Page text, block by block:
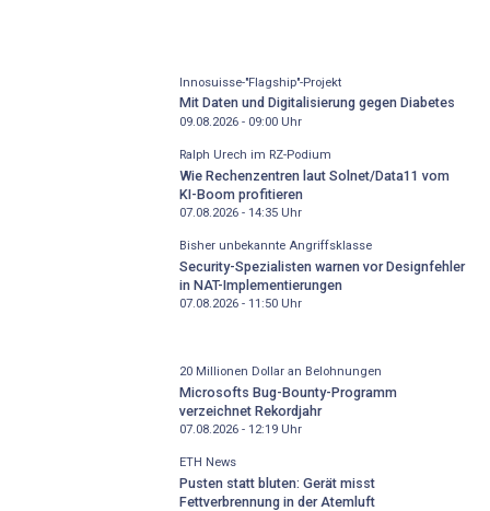
Innosuisse-"Flagship"-Projekt
Mit Daten und Digitalisierung gegen Diabetes
09.08.2026 - 09:00Uhr
Ralph Urech im RZ-Podium
Wie Rechenzentren laut Solnet/Data11 vom
KI-Boom profitieren
07.08.2026 - 14:35Uhr
Bisher unbekannte Angriffsklasse
Security-Spezialisten warnen vor Designfehler
in NAT-Implementierungen
07.08.2026 - 11:50Uhr
20 Millionen Dollar an Belohnungen
Microsofts Bug-Bounty-Programm
verzeichnet Rekordjahr
07.08.2026 - 12:19Uhr
ETH News
Pusten statt bluten: Gerät misst
Fettverbrennung in der Atemluft